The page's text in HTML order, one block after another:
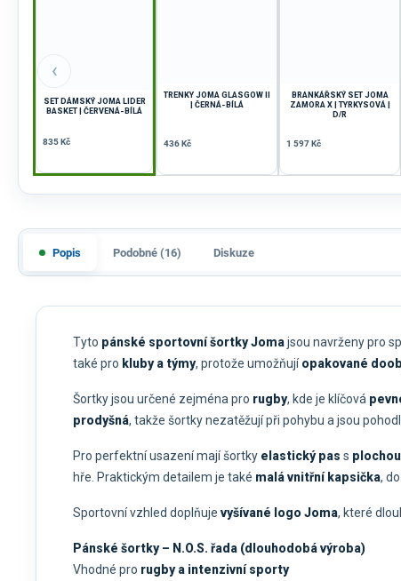
‹
SET DÁMSKÝ JOMA LIDER
BASKET | ČERVENÁ-BÍLÁ
835 Kč
TRENKY JOMA GLASGOW II
| ČERNÁ-BÍLÁ
436 Kč
BRANKÁŘSKÝ SET JOMA
ZAMORA X | TYRKYSOVÁ |
D/R
1 597 Kč
Popis Podobné (16) Diskuze
Tyto pánské sportovní šortky Jomajsou navrženy pro
také pro kluby a týmy, protože umožňujíopakované
Šortky jsou určené zejména pro rugby, kde je klíčová
prodyšná, takže šortky nezatěžují při pohybu a jsou
Pro perfektní usazení mají šortky elastický pas s
hře. Praktickým detailem je také malá vnitřní kapsička,
Sportovní vzhled doplňuje vyšívané logo Joma, které
Pánské šortky – N.O.S. řada (dlouhodobá výroba)
Vhodné pro rugby a intenzivní sporty